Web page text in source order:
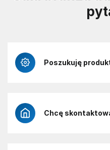
Poszukuję
Chcę